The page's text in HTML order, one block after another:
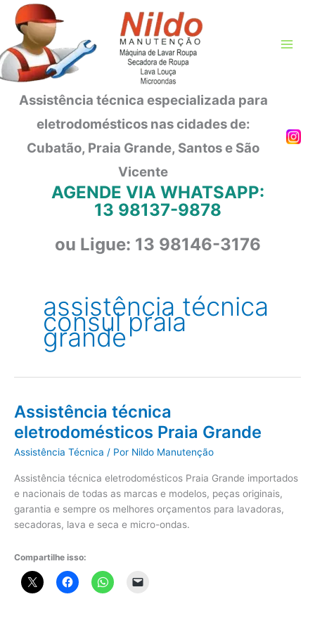
para
conteúdo
Assistência técnica especializada para
eletrodomésticos nas cidades de:
Cubatão, Praia Grande, Santos e São
Vicente
AGENDE VIA WHATSAPP:
13 98137-9878
ou Ligue: 13 98146-3176
assistência técnica
consul praia
grande
Assistência técnica
eletrodomésticos Praia Grande
Assistência Técnica / Por Nildo Manutenção
Assistência técnica eletrodomésticos Praia Grande importados
e nacionais de todas as marcas e modelos, peças originais,
garantia e sempre os melhores orçamentos para lavadoras,
secadoras, lava e seca e micro-ondas.
Compartilhe isso: